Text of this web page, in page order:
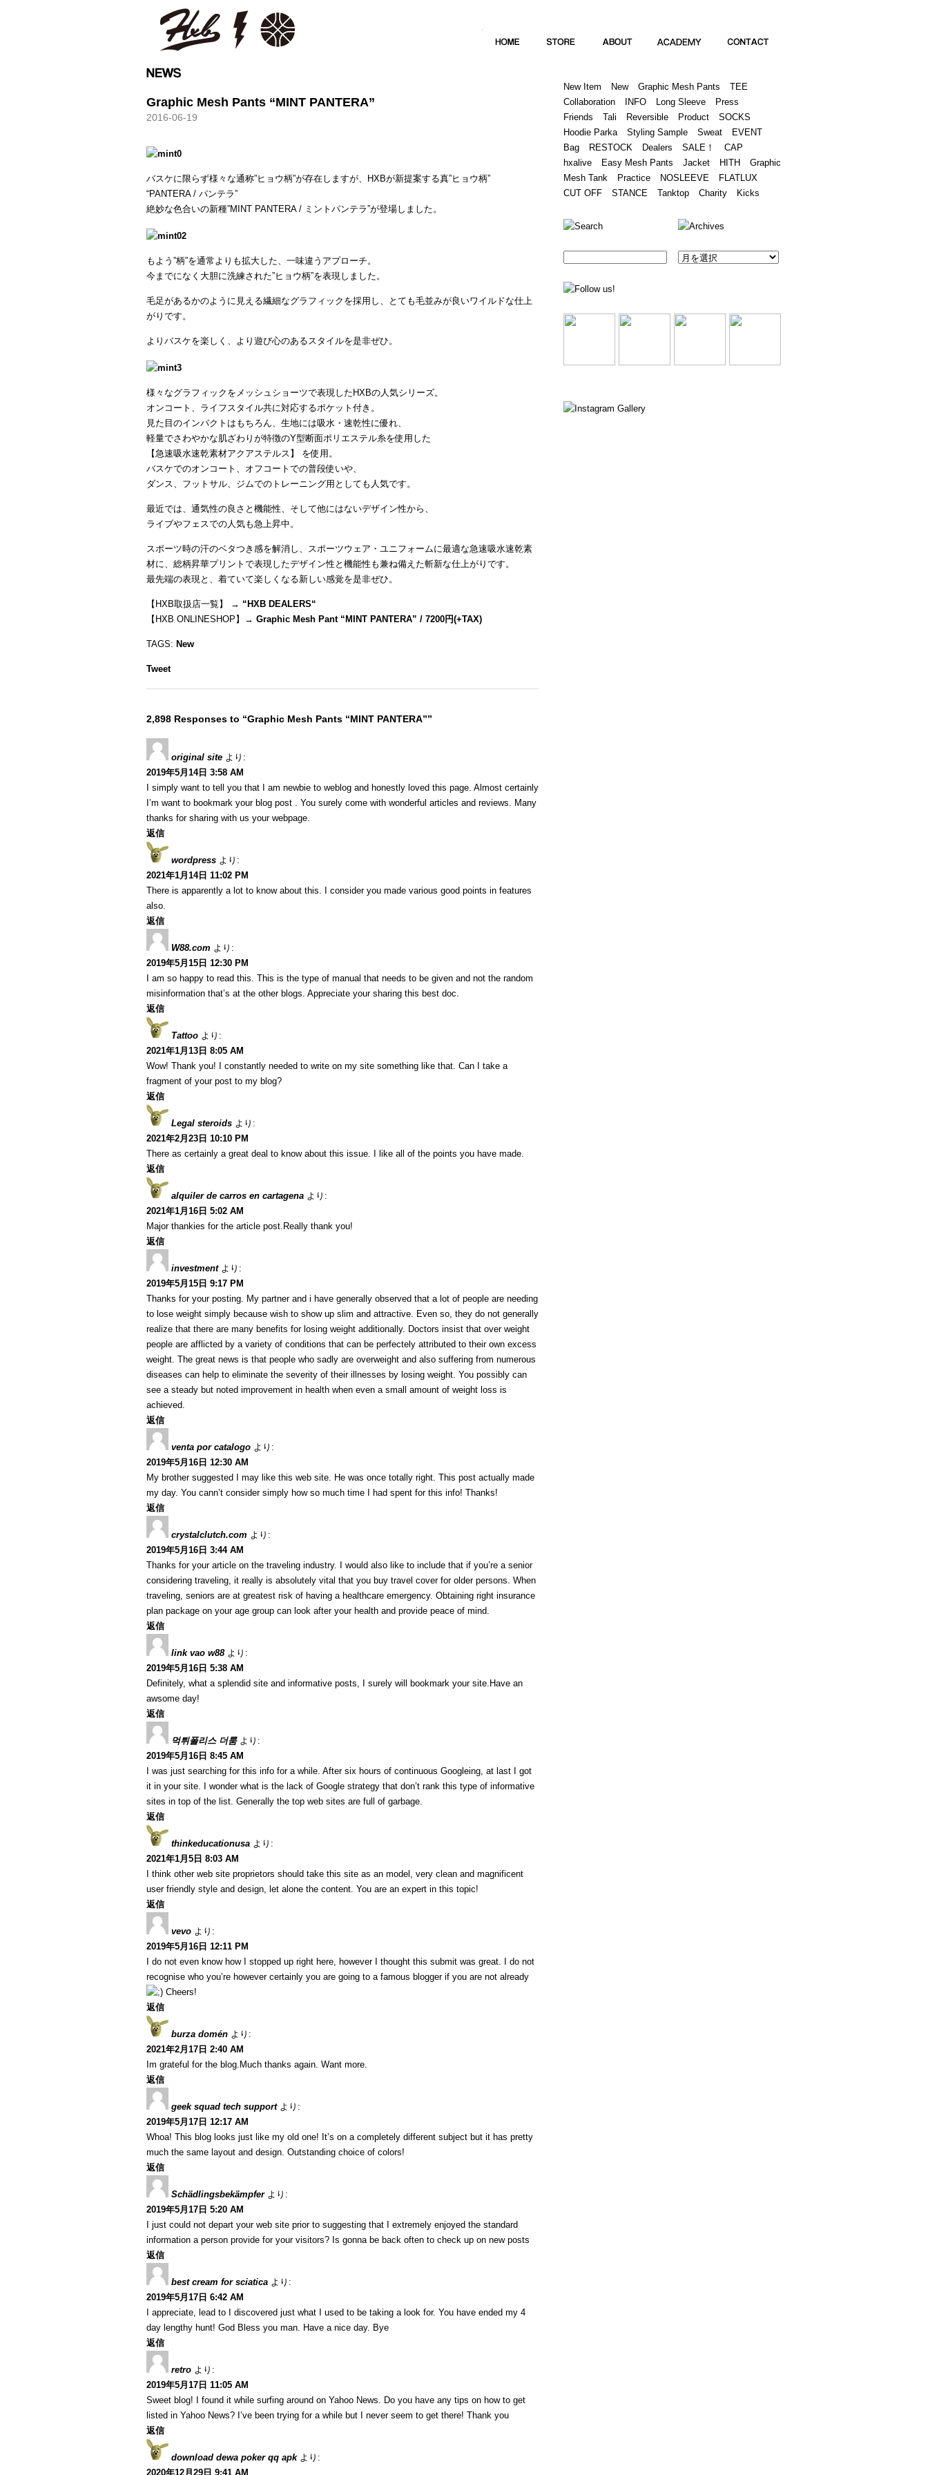
Graphic Mesh Pants “MINT PANTERA”
2016-06-19
バスケに限らず様々な通称”ヒョウ柄”が存在しますが、HXBが新提案する真”ヒョウ柄”
“PANTERA / パンテラ”
絶妙な色合いの新種”MINT PANTERA / ミントパンテラ”が登場しました。
もよう”柄”を通常よりも拡大した、一味違うアプローチ。
今までになく大胆に洗練された”ヒョウ柄”を表現しました。
毛足があるかのように見える繊細なグラフィックを採用し、とても毛並みが良いワイルドな仕上
がりです。
よりバスケを楽しく、より遊び心のあるスタイルを是非ぜひ。
様々なグラフィックをメッシュショーツで表現したHXBの人気シリーズ。
オンコート、ライフスタイル共に対応するポケット付き。
見た目のインパクトはもちろん、生地には吸水・速乾性に優れ、
軽量でさわやかな肌ざわりが特徴のY型断面ポリエステル糸を使用した
【急速吸水速乾素材アクアステルス】 を使用。
バスケでのオンコート、オフコートでの普段使いや、
ダンス、フットサル、ジムでのトレーニング用としても人気です。
最近では、通気性の良さと機能性、そして他にはないデザイン性から、
ライブやフェスでの人気も急上昇中。
スポーツ時の汗のベタつき感を解消し、スポーツウェア・ユニフォームに最適な急速吸水速乾素
材に、総柄昇華プリントで表現したデザイン性と機能性も兼ね備えた斬新な仕上がりです。
最先端の表現と、着ていて楽しくなる新しい感覚を是非ぜひ。
【HXB取扱店一覧】 → “ HXB DEALERS“
【HXB ONLINESHOP】→ Graphic Mesh Pant “MINT PANTERA” / 7200円(+TAX)
TAGS: New
Tweet
2,898 Responses to “Graphic Mesh Pants “MINT PANTERA””
original site より:
2019年5月14日 3:58 AM
I simply want to tell you that I am newbie to weblog and honestly loved this page. Almost certainly
I’m want to bookmark your blog post . You surely come with wonderful articles and reviews. Many
thanks for sharing with us your webpage.
返信
wordpress より:
2021年1月14日 11:02 PM
There is apparently a lot to know about this. I consider you made various good points in features
also.
返信
W88.com より:
2019年5月15日 12:30 PM
I am so happy to read this. This is the type of manual that needs to be given and not the random
misinformation that’s at the other blogs. Appreciate your sharing this best doc.
返信
Tattoo より:
2021年1月13日 8:05 AM
Wow! Thank you! I constantly needed to write on my site something like that. Can I take a
fragment of your post to my blog?
返信
Legal steroids より:
2021年2月23日 10:10 PM
There as certainly a great deal to know about this issue. I like all of the points you have made.
返信
alquiler de carros en cartagena より:
2021年1月16日 5:02 AM
Major thankies for the article post.Really thank you!
返信
investment より:
2019年5月15日 9:17 PM
Thanks for your posting. My partner and i have generally observed that a lot of people are needing
to lose weight simply because wish to show up slim and attractive. Even so, they do not generally
realize that there are many benefits for losing weight additionally. Doctors insist that over weight
people are afflicted by a variety of conditions that can be perfectely attributed to their own excess
weight. The great news is that people who sadly are overweight and also suffering from numerous
diseases can help to eliminate the severity of their illnesses by losing weight. You possibly can
see a steady but noted improvement in health when even a small amount of weight loss is
achieved.
返信
venta por catalogo より:
2019年5月16日 12:30 AM
My brother suggested I may like this web site. He was once totally right. This post actually made
my day. You cann’t consider simply how so much time I had spent for this info! Thanks!
返信
crystalclutch.com より:
2019年5月16日 3:44 AM
Thanks for your article on the traveling industry. I would also like to include that if you’re a senior
considering traveling, it really is absolutely vital that you buy travel cover for older persons. When
traveling, seniors are at greatest risk of having a healthcare emergency. Obtaining right insurance
plan package on your age group can look after your health and provide peace of mind.
返信
link vao w88 より:
2019年5月16日 5:38 AM
Definitely, what a splendid site and informative posts, I surely will bookmark your site.Have an
awsome day!
返信
먹튀폴리스 더룸 より:
2019年5月16日 8:45 AM
I was just searching for this info for a while. After six hours of continuous Googleing, at last I got
it in your site. I wonder what is the lack of Google strategy that don’t rank this type of informative
sites in top of the list. Generally the top web sites are full of garbage.
返信
thinkeducationusa より:
2021年1月5日 8:03 AM
I think other web site proprietors should take this site as an model, very clean and magnificent
user friendly style and design, let alone the content. You are an expert in this topic!
返信
vevo より:
2019年5月16日 12:11 PM
I do not even know how I stopped up right here, however I thought this submit was great. I do not
recognise who you’re however certainly you are going to a famous blogger if you are not already
Cheers!
返信
burza domén より:
2021年2月17日 2:40 AM
Im grateful for the blog.Much thanks again. Want more.
返信
geek squad tech support より:
2019年5月17日 12:17 AM
Whoa! This blog looks just like my old one! It’s on a completely different subject but it has pretty
much the same layout and design. Outstanding choice of colors!
返信
Schädlingsbekämpfer より:
2019年5月17日 5:20 AM
I just could not depart your web site prior to suggesting that I extremely enjoyed the standard
information a person provide for your visitors? Is gonna be back often to check up on new posts
返信
best cream for sciatica より:
2019年5月17日 6:42 AM
I appreciate, lead to I discovered just what I used to be taking a look for. You have ended my 4
day lengthy hunt! God Bless you man. Have a nice day. Bye
返信
retro より:
2019年5月17日 11:05 AM
Sweet blog! I found it while surfing around on Yahoo News. Do you have any tips on how to get
listed in Yahoo News? I’ve been trying for a while but I never seem to get there! Thank you
返信
download dewa poker qq apk より:
2020年12月29日 9:41 AM
New Item New Graphic Mesh Pants
TEE
Collaboration
INFO Long Sleeve
Press
Friends
Tali Reversible Product
SOCKS
Hoodie Parka
Styling Sample Sweat
EVENT
Bag
RESTOCK Dealers SALE！
CAP
hxalive
Easy Mesh Pants Jacket HITH
Graphic
Mesh Tank
Practice NOSLEEVE
FLATLUX
CUT OFF
STANCE Tanktop Charity Kicks